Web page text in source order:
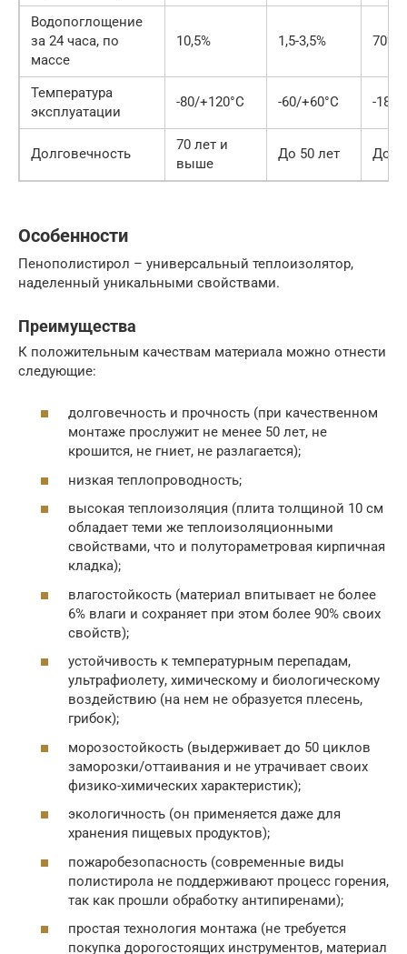
Водопоглощение
за 24 часа, по
массе
10,5% 1,5-3,5% 70%
Температура
эксплуатации
-80/+120°С -60/+60°С -180/
Долговечность
70 лет и
выше
До 50 лет До
Особенности
Пенополистирол – универсальный теплоизолятор,
наделенный уникальными свойствами.
Преимущества
К положительным качествам материала можно отнести
следующие:
долговечность и прочность (при качественном
монтаже прослужит не менее 50 лет, не
крошится, не гниет, не разлагается);
низкая теплопроводность;
высокая теплоизоляция (плита толщиной 10 см
обладает теми же теплоизоляционными
свойствами, что и полутораметровая кирпичная
кладка);
влагостойкость (материал впитывает не более
6% влаги и сохраняет при этом более 90% своих
свойств);
устойчивость к температурным перепадам,
ультрафиолету, химическому и биологическому
воздействию (на нем не образуется плесень,
грибок);
морозостойкость (выдерживает до 50 циклов
заморозки/оттаивания и не утрачивает своих
физико-химических характеристик);
экологичность (он применяется даже для
хранения пищевых продуктов);
пожаробезопасность (современные виды
полистирола не поддерживают процесс горения,
так как прошли обработку антипиренами);
простая технология монтажа (не требуется
покупка дорогостоящих инструментов, материал